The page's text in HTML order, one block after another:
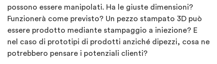
possono essere manipolati. Ha le giuste dimensioni?
Funzionerà come previsto? Un pezzo stampato 3D può
essere prodotto mediante stampaggio a iniezione? E
nel caso di prototipi di prodotti anziché dipezzi, cosa ne
potrebbero pensare i potenziali clienti?